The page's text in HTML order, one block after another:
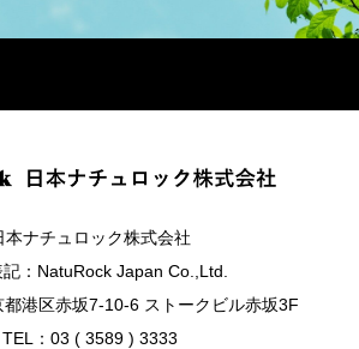
本ナチュロック株式会社
：NatuRock Japan Co.,Ltd.
港区赤坂7-10-6 ストークビル赤坂3F
TEL：03 ( 3589 ) 3333